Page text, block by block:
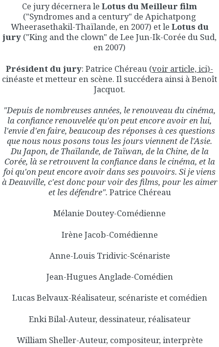
Ce jury décernera le Lotus du Meilleur film
("Syndromes and a century" de Apichatpong
Wheerasethakil-Thaïlande, en 2007) et le Lotus du
jury ("King and the clown" de Lee Jun-Ik-Corée du Sud,
en 2007)
Président du jury: Patrice Chéreau (voir article, ici)-
cinéaste et metteur en scène. Il succédera ainsi à Benoît
Jacquot.
"Depuis de nombreuses années, le renouveau du cinéma,
la confiance renouvelée qu'on peut encore avoir en lui,
l'envie d'en faire, beaucoup des réponses à ces questions
que nous nous posons tous les jours viennent de l'Asie.
Du Japon, de Thaïlande, de Taïwan, de la Chine, de la
Corée, là se retrouvent la confiance dans le cinéma, et la
foi qu'on peut encore avoir dans ses pouvoirs. Si je viens
à Deauville, c'est donc pour voir des films, pour les aimer
et les défendre". Patrice Chéreau
Mélanie Doutey-Comédienne
Irène Jacob-Comédienne
Anne-Louis Tridivic-Scénariste
Jean-Hugues Anglade-Comédien
Lucas Belvaux-Réalisateur, scénariste et comédien
Enki Bilal-Auteur, dessinateur, réalisateur
William Sheller-Auteur, compositeur, interprète